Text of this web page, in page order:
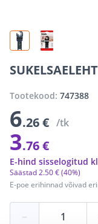
Tootekood: 747388
6.26 € /tk
3.76 €
E-poe erihinnad võivad
Säästad2.50 €(40%)
E-hind sisselogitud
−